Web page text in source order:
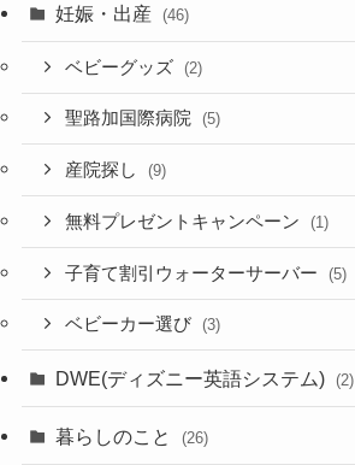
妊娠・出産 (46)
ベビーグッズ (2)
聖路加国際病院 (5)
産院探し (9)
無料プレゼントキャンペーン (1)
子育て割引ウォーターサーバー (5)
ベビーカー選び (3)
DWE(ディズニー英語システム) (2)
暮らしのこと (26)